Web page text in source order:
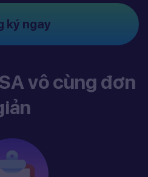
ký ngay
vô cùng đơn